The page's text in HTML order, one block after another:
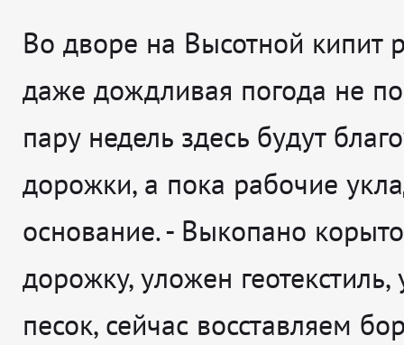
Во дворе на Высотной кипит
даже дождливая погода не
пару недель здесь будут
дорожки, а пока рабочие
основание. - Выкопано
дорожку, уложен
песок, сейчас восставляем